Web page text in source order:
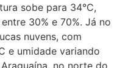
sobe para 34°C,
30% e 70%. Já no
nuvens, com
e umidade variando